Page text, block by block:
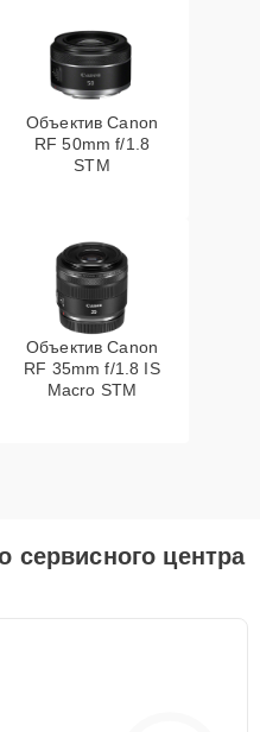
Объектив Canon
RF 50mm f/1.8
STM
Объектив Canon
RF 35mm f/1.8 IS
Macro STM
сервисного центра